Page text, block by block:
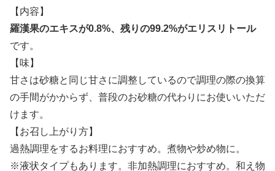
【内容】
羅漢果のエキスが0.8%、残りの99.2%がエリスリトール
です。
【味】
甘さは砂糖と同じ甘さに調整しているので調理の際の換算
の手間がかからず、普段のお砂糖の代わりにお使いいただ
けます。
【お召し上がり方】
過熱調理をするお料理におすすめ。煮物や炒め物に。
※液状タイプもあります。非加熱調理におすすめ。和え物